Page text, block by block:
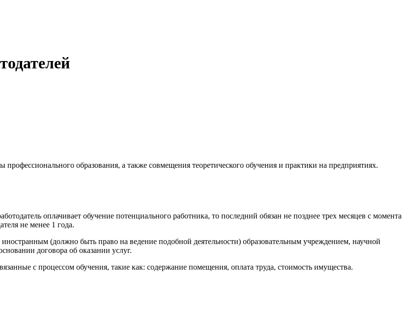
образования, а также совмещения теоретического обучения и практики на предприятиях.
оплачивает обучение потенциального работника, то последний обязан не позднее трех месяцев с момента
не менее 1 года.
(должно быть право на ведение подобной деятельности) образовательным учреждением, научной
договора об оказании услуг.
с процессом обучения, такие как: содержание помещения, оплата труда, стоимость имущества.